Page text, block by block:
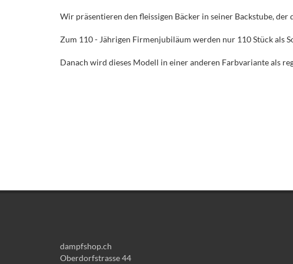
Wir präsentieren den fleissigen Bäcker in seiner Backstube,
Zum 110 - Jährigen Firmenjubiläum werden nur 110 Stück als
Danach wird dieses Modell in einer anderen Farbvariante als
dampfshop.ch
Oberdorfstrasse 44